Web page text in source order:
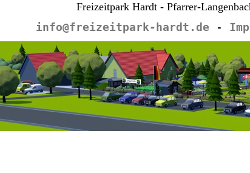
Freizeitpark Hardt - Pfarrer-
info@freizeitpark-hardt.de -